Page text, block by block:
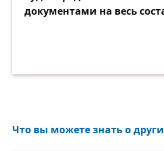
документами на весь
Что вы можете знать о